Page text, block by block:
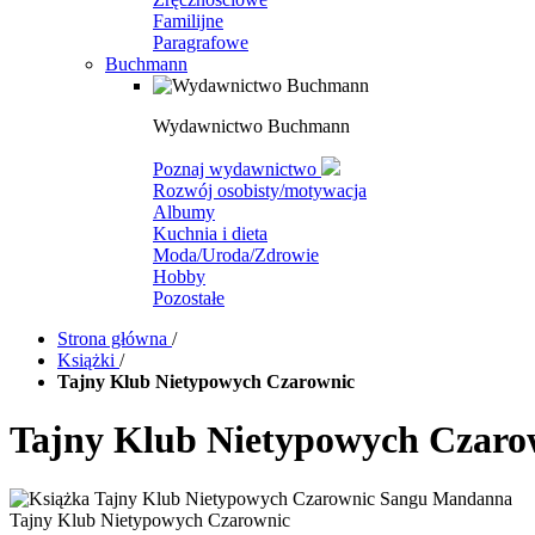
Familijne
Paragrafowe
Buchmann
Wydawnictwo Buchmann
Poznaj wydawnictwo
Rozwój osobisty/motywacja
Albumy
Kuchnia i dieta
Moda/Uroda/Zdrowie
Hobby
Pozostałe
Strona główna /
Książki /
Tajny Klub Nietypowych Czarownic
Tajny Klub Nietypowych
Tajny Klub Nietypowych Czarownic